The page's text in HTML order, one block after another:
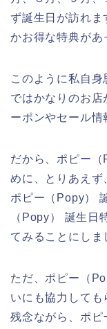
ず誕生日が訪れま
かお得な特典があ
このように私自
ではかなりのお店
ーポンやセール情
だから、ポピー
めに、とりあえず
ポピー（Popy）
（Popy） 誕生日
てみることにしま
ただ、ポピー（
いにも協力しても
残念ながら、ポ